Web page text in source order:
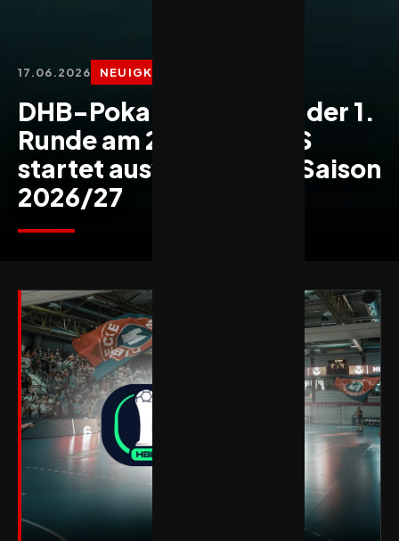
17.06.2026 NEUIGKEITEN
DHB-Pokal: Auslosung der 1.
Runde am 24. Juni – TuS
startet auswärts in die Saison
2026/27